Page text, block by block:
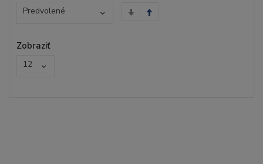
Predvolené
Zobraziť
12